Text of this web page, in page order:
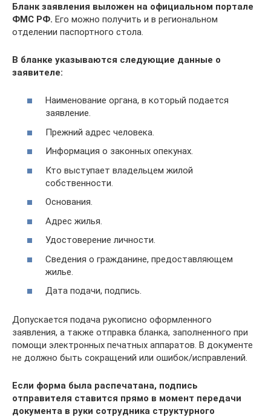
Бланк заявления выложен на официальном портале
ФМС РФ. Его можно получить и в региональном
отделении паспортного стола.
В бланке указываются следующие данные о
заявителе:
Наименование органа, в который подается
заявление.
Прежний адрес человека.
Информация о законных опекунах.
Кто выступает владельцем жилой
собственности.
Основания.
Адрес жилья.
Удостоверение личности.
Сведения о гражданине, предоставляющем
жилье.
Дата подачи, подпись.
Допускается подача рукописно оформленного
заявления, а также отправка бланка, заполненного при
помощи электронных печатных аппаратов. В документе
не должно быть сокращений или ошибок/исправлений.
Если форма была распечатана, подпись
отправителя ставится прямо в момент передачи
документа в руки сотрудника структурного